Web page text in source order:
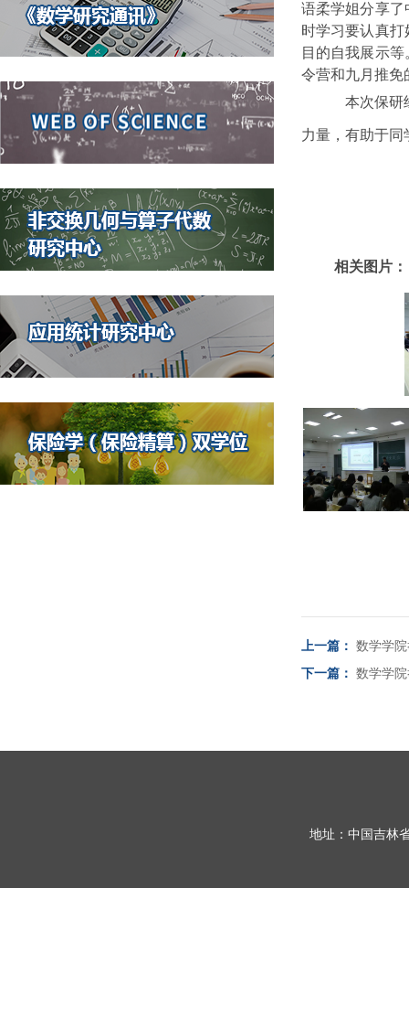
语柔学姐分享了
时学习要认真
目的自我展示
令营和九月推免
本次保研
力量，有助于同
相关图片：
上一篇： 数学学
下一篇： 数学学
地址：中国吉林